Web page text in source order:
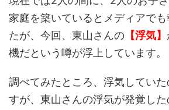
家庭を築いているとメディアで
たが、今回、東山さんの 【浮気】
機だという噂が浮上しています。
調べてみたところ、浮気してい
すが、東山さんの浮気が発覚し